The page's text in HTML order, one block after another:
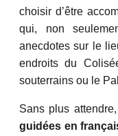
choisir d’être
qui, non
anecdotes sur le
endroits du
souterrains ou le
Sans plus
guidées en